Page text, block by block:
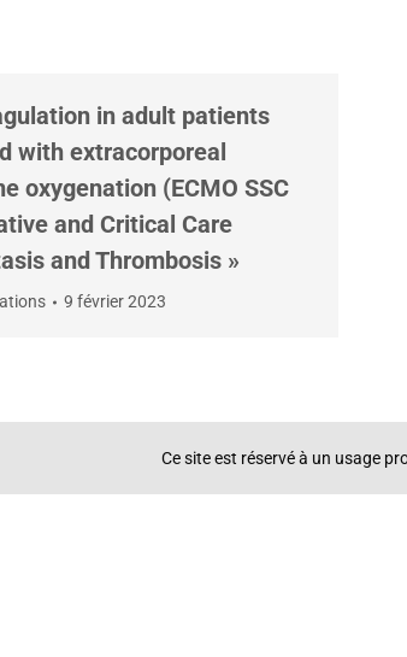
in adult patients
with extracorporeal
oxygenation (ECMO SSC
and Critical Care
and Thrombosis »
9 février 2023
Ce site est réservé à un usage